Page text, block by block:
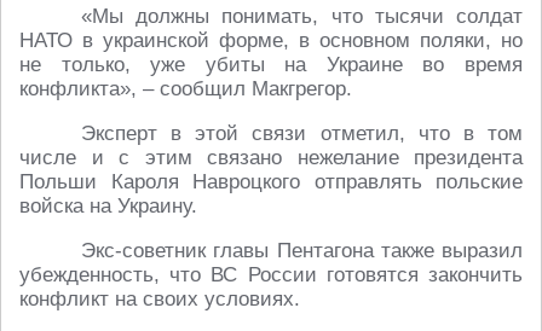
«Мы должны понимать, что тысячи солдат
НАТО в украинской форме, в основном поляки, но
не только, уже убиты на Украине во время
конфликта», – сообщил Макгрегор.
Эксперт в этой связи отметил, что в том
числе и с этим связано нежелание президента
Польши Кароля Навроцкого отправлять польские
войска на Украину.
Экс-советник главы Пентагона также выразил
убежденность, что ВС России готовятся закончить
конфликт на своих условиях.